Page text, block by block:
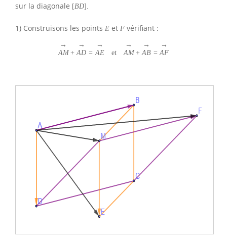
sur la diagonale [BD]
1) Construisons les points E et F vérifiant :
→
AM +
→
AD =
→
AE et
→
AM +
→
AB =
→
AF